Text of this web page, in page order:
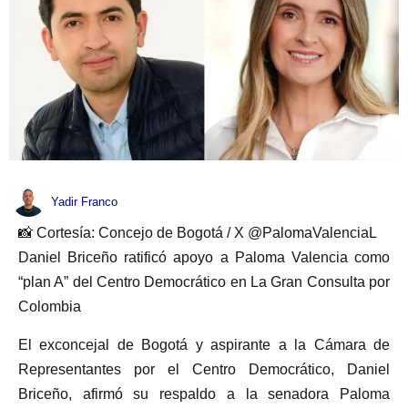
Yadir Franco
📸 Cortesía: Concejo de Bogotá / X @PalomaValenciaL
Daniel Briceño ratificó apoyo a Paloma Valencia como
“plan A” del Centro Democrático en La Gran Consulta por
Colombia
El exconcejal de Bogotá y aspirante a la Cámara de
Representantes por el Centro Democrático, Daniel
Briceño, afirmó su respaldo a la senadora Paloma